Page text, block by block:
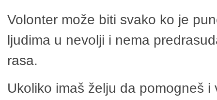
Volonter može biti svako ko je
ljudima u nevolji i nema
rasa.
Ukoliko imaš želju da pomogneš